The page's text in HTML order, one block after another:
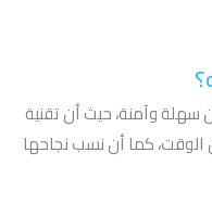
سهلة وآمنة، حيث أن تقنية
الوقت، كما أن نسب نجاحها